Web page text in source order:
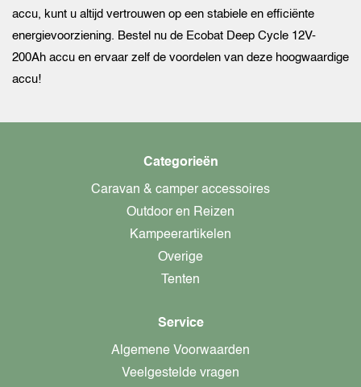
accu, kunt u altijd vertrouwen op een stabiele en efficiënte
energievoorziening. Bestel nu de Ecobat Deep Cycle 12V-
200Ah accu en ervaar zelf de voordelen van deze hoogwaardige
accu!
Categorieën
Caravan & camper accessoires
Outdoor en Reizen
Kampeerartikelen
Overige
Tenten
Service
Algemene Voorwaarden
Veelgestelde vragen